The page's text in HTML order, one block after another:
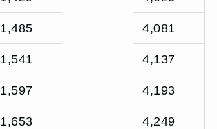
1,485 4,081
1,541 4,137
1,597 4,193
1,653 4,249